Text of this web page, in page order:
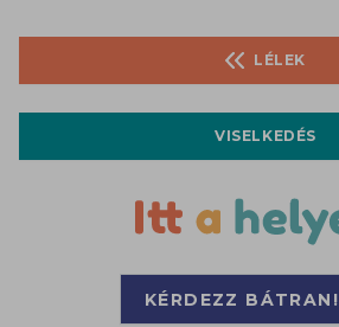
LÉLEK
VISELKEDÉS
KÉRDEZZ BÁTRAN!